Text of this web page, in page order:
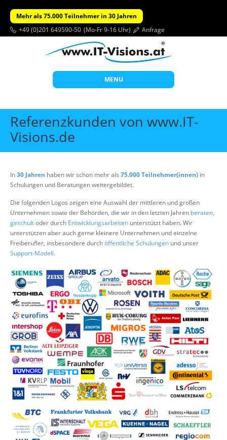
Mehr als 75.000 Teilnehmer in 30 Jahren
+49 (0)201 649590-50 (Mo-Fr 9-16 Uhr) Anfrage
MENU
Start
Themen
Offene Seminare
Wissen
Über uns
Suche
Referenzkunden von www.IT-
Visions.de
In30 Jahren haben wir schon mehr als 75.000 Teilnehmer(innen) in
Schulungen und Beratungen weitergebildet.
Die folgenden Logos zeigen eine Auswahl der mittleren und großen
Unternehmen sowie der Behörden, die wir in den letzten Jahren beraten,
geschultoder durch Entwicklungsarbeiten unterstützt haben. Wir
unterstützen aber auch gerne kleinere Unternehmen und einzelne
Freiberufler, insbesondere durchöffentliche Schulungen und unser
Support-Modell.